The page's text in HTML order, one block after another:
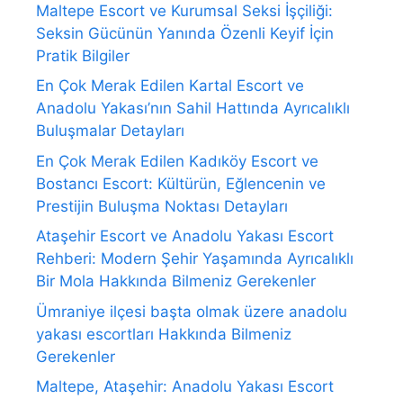
Maltepe Escort ve Kurumsal Seksi İşçiliği:
Seksin Gücünün Yanında Özenli Keyif İçin
Pratik Bilgiler
En Çok Merak Edilen Kartal Escort ve
Anadolu Yakası’nın Sahil Hattında Ayrıcalıklı
Buluşmalar Detayları
En Çok Merak Edilen Kadıköy Escort ve
Bostancı Escort: Kültürün, Eğlencenin ve
Prestijin Buluşma Noktası Detayları
Ataşehir Escort ve Anadolu Yakası Escort
Rehberi: Modern Şehir Yaşamında Ayrıcalıklı
Bir Mola Hakkında Bilmeniz Gerekenler
Ümraniye ilçesi başta olmak üzere anadolu
yakası escortları Hakkında Bilmeniz
Gerekenler
Maltepe, Ataşehir: Anadolu Yakası Escort